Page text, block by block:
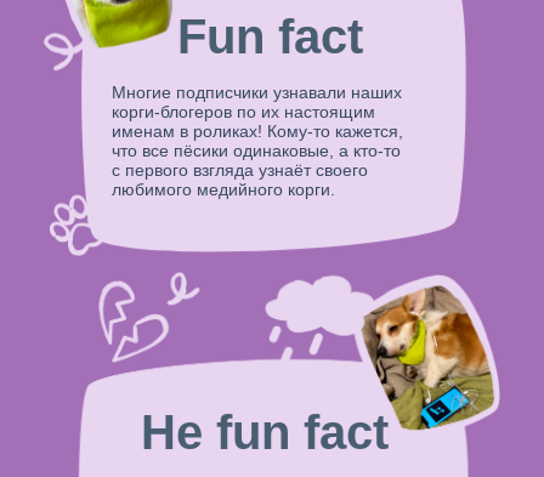
Многие подписчики узнавали наших
корги-блогеров по их настоящим
именам в роликах! Кому-то кажется,
что все пёсики одинаковые, а кто-то
с первого взгляда узнаёт своего
любимого медийного корги.
Fun fact
Не fun fact